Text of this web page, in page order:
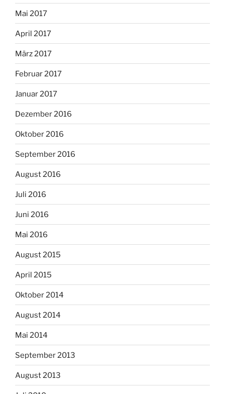
Mai 2017
April 2017
März 2017
Februar 2017
Januar 2017
Dezember 2016
Oktober 2016
September 2016
August 2016
Juli 2016
Juni 2016
Mai 2016
August 2015
April 2015
Oktober 2014
August 2014
Mai 2014
September 2013
August 2013